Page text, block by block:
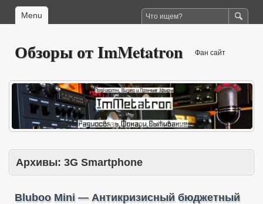
Menu
Обзоры от ImMetatron Фан сайт
Архивы: 3G Smartphone
Bluboo Mini — Антикризисный бюджетный